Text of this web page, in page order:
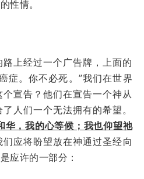
性情。
上经过一个广告牌，上面的
症。你不必死。”我们在世界
个宣告？他们在宣告一个神从
人们一个无法拥有的希望。
华，我的心等候；我也仰望祂
们应将盼望放在神通过圣经向
应许的一部分：